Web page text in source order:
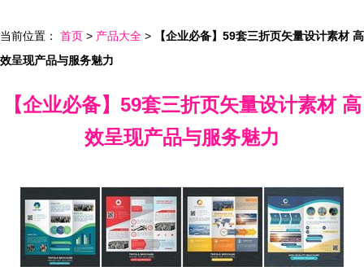
当前位置： 首页 > 产品大全 >
【企业必备】59套三折页矢量设计素材 高
效呈现产品与服务魅力
【企业必备】59套三折页矢量设计素材 高
效呈现产品与服务魅力